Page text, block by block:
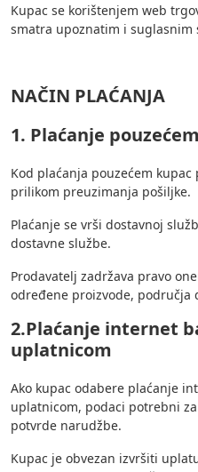
Kupac se korištenjem web
smatra upoznatim i suglasnim
NAČIN PLAĆANJA
1. Plaćanje pouzećem
Kod plaćanja pouzećem
prilikom preuzimanja pošiljke.
Plaćanje se vrši dostavnoj
dostavne službe.
Prodavatelj zadržava pravo
određene proizvode,
2.Plaćanje internet
uplatnicom
Ako kupac odabere plaćanje
uplatnicom, podaci potrebni
potvrde narudžbe.
Kupac je obvezan izvršiti